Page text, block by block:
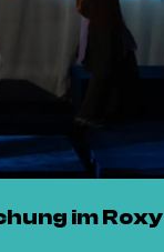
im Roxy